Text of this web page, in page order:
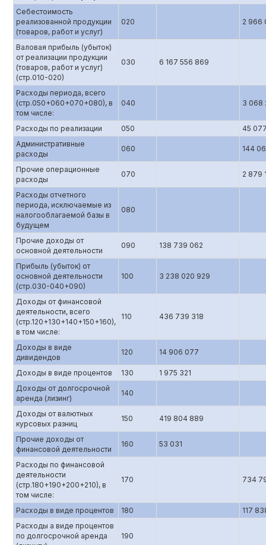
Себестоимость
реализованной продукции
(товаров, работ и услуг)
020 2 966
Валовая прибыль (убыток)
от реализации продукции
(товаров, работ и услуг)
(стр.010-020)
030 6 167 556 869
Расходы периода, всего
(стр.050+060+070+080), в
том числе:
040 3 068
Расходы по реализации 050
45
Административные
расходы
060 144
Прочие операционные
расходы
070 2 879
Расходы отчетного
периода, исключаемые из
налогооблагаемой базы в
будущем
080
Прочие доходы от
основной деятельности
090 138 739 062
Прибыль (убыток) от
основной деятельности
(стр.0З0-040+090)
100 3 238 020 929
Доходы от финансовой
деятельности, всего
(стр.120+130+140+150+160),
в том числе:
110 436 739 318
Доходы в виде
дивидендов
120 14 906 077
Доходы в виде процентов 130
1 975 321
Доходы от долгосрочной
аренда (лизинг)
140
Доходы от валютных
курсовых разниц
150 419 804 889
Прочие доходы от
финансовой деятельности
160 53 031
Расходы по финансовой
деятельности
(стр.180+190+200+210), в
том числе:
170 734
Расходы в виде процентов 180
117
Расходы а виде процентов
по долгосрочной аренда
190